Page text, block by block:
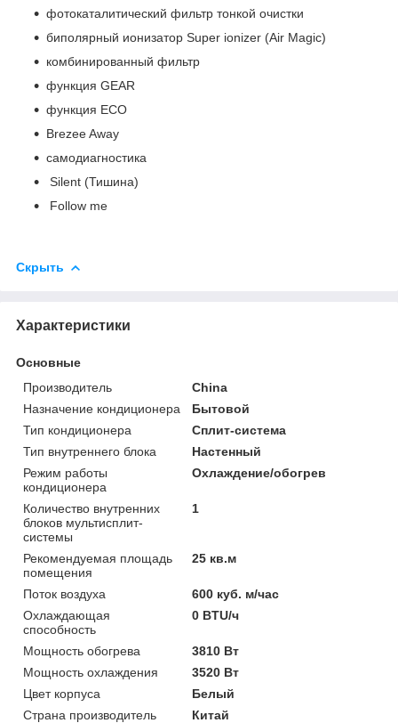
фотокаталитический фильтр тонкой очистки
биполярный ионизатор Super ionizer (Air Magic)
комбинированный фильтр
функция GEAR
функция ECO
Brezee Away
самодиагностика
Silent (Тишина)
Follow me
Скрыть
Характеристики
Основные
Производитель
China
Назначение кондиционера
Бытовой
Тип кондиционера
Сплит-система
Тип внутреннего блока
Настенный
Режим работы
кондиционера
Охлаждение/обогрев
Количество внутренних
блоков мультисплит-
системы
1
Рекомендуемая площадь
помещения
25 кв.м
Поток воздуха
600 куб. м/час
Охлаждающая
способность
0 BTU/ч
Мощность обогрева
3810 Вт
Мощность охлаждения
3520 Вт
Цвет корпуса
Белый
Страна производитель
Китай